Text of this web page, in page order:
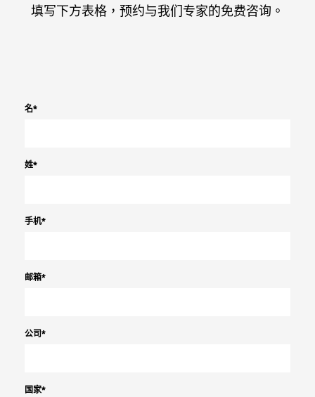
填写下方表格，预约与我们专家的免费咨询。
名*
姓*
手机*
邮箱*
公司*
国家*